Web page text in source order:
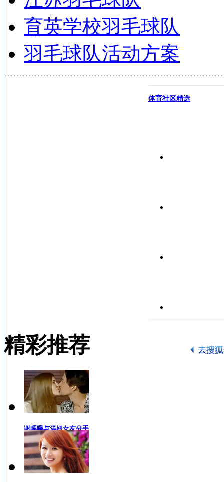
育英学校羽毛球队
羽毛球队活动方案
体育社区精选
精彩推荐
谢晖曝与洋妞女友分手